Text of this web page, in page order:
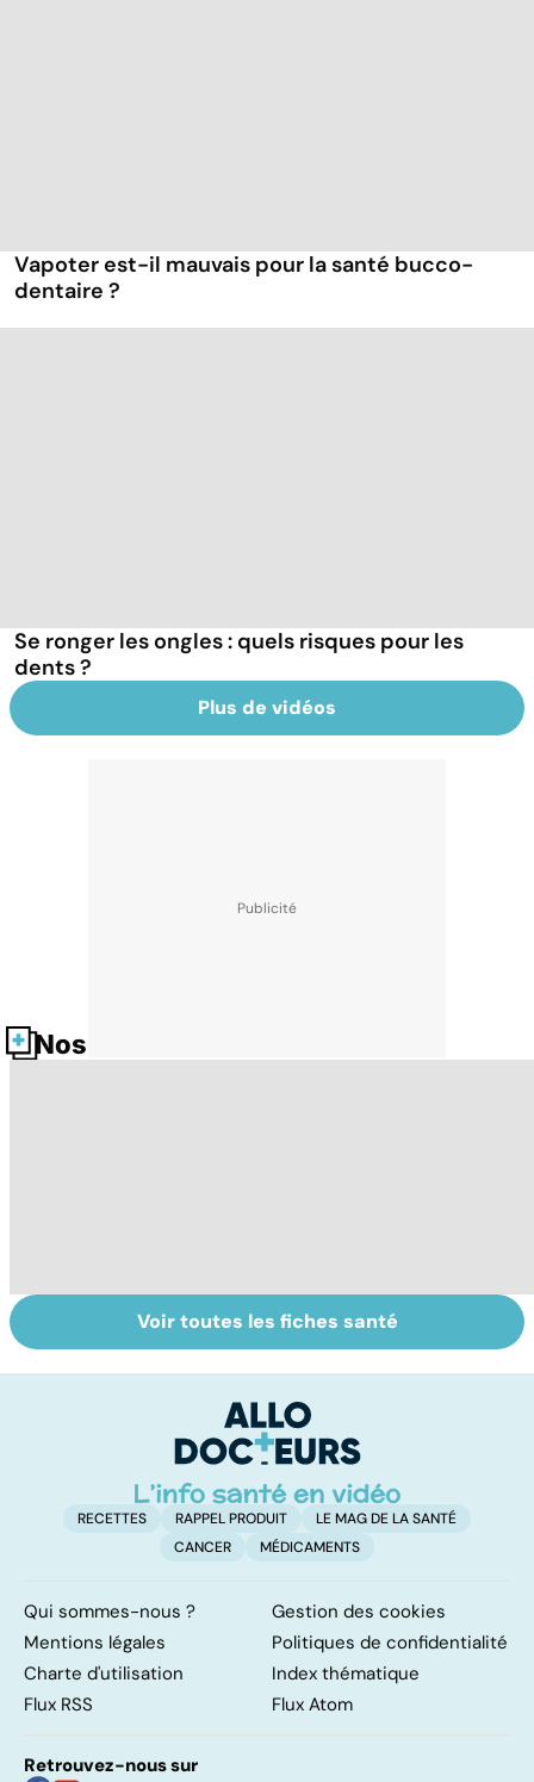
Vapoter est-il mauvais pour la santé bucco-
dentaire ?
Se ronger les ongles : quels risques pour les
dents ?
Plus de vidéos
Nos fiches santé
Soins dentaires :
on n'arrête pas le
Bruxisme : quand
les dents
Voir toutes les fiches santé
RECETTES RAPPEL PRODUIT
LE MAG DE LA SANTÉ
CANCER
MÉDICAMENTS
Qui sommes-nous ?
Gestion des cookies
Mentions légales
Politiques de confidentialité
Charte d'utilisation
Index thématique
Flux RSS
Flux Atom
Retrouvez-nous sur